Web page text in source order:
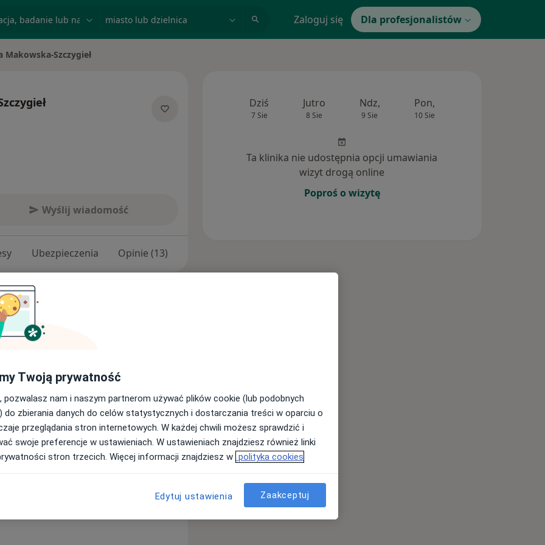
Zaloguj się Dla profesjonalistów
Makowska-Szczygieł
Wyślij wiadomość
Ubezpieczenia Opinie (13)
15-letnim doświadczeniem
Szpitalu Bródnowskim w
Aktualnie pracuję w poradniach
oraz jako konsultant w Szpitalu
zaburzeń psychicznych u osób
lękowych, zaburzeń
zespołów otępiennych).
psychoterapeutami oraz
pacjentowi kompleksowe leczenie
dwubiegunowa
Dziś
7 Sie
Jutro
8 Sie
Ndz,
9 Sie
Pon,
10 Sie
Ta klinika nie udostępnia opcji umawiania
wizyt drogą online
Poproś o wizytę
Twoją prywatność
pozwalasz nam i naszym partnerom używać plików cookie (lub podobnych
do zbierania danych do celów statystycznych i dostarczania treści w oparciu o
przeglądania stron internetowych. W każdej chwili możesz sprawdzić i
swoje preferencje w ustawieniach. W ustawieniach znajdziesz również linki
stron trzecich. Więcej informacji znajdziesz w polityka cookies
Edytuj ustawienia Zaakceptuj